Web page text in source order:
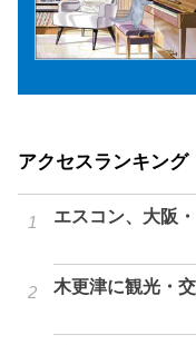
アクセスランキング
エスコン、大阪
木更津に観光・